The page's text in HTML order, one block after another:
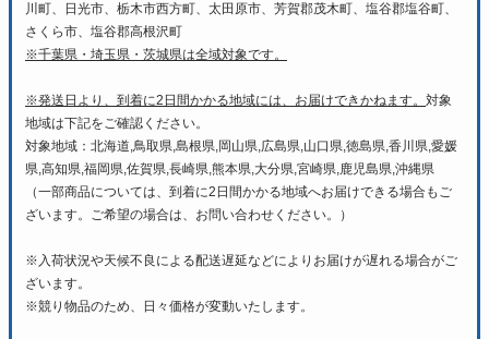
川町、日光市、栃木市西方町、太田原市、芳賀郡茂木町、塩谷郡塩谷町、
さくら市、塩谷郡高根沢町
※千葉県・埼玉県・茨城県は全域対象です。
※発送日より、到着に2日間かかる地域には、お届けできかねます。 対象
地域は下記をご確認ください。
対象地域：北海道,鳥取県,島根県,岡山県,広島県,山口県,徳島県,香川県,愛媛
県,高知県,福岡県,佐賀県,長崎県,熊本県,大分県,宮崎県,鹿児島県,沖縄県
（一部商品については、到着に2日間かかる地域へお届けできる場合もご
ざいます。ご希望の場合は、お問い合わせください。）
※入荷状況や天候不良による配送遅延などによりお届けが遅れる場合がご
ざいます。
※競り物品のため、日々価格が変動いたします。